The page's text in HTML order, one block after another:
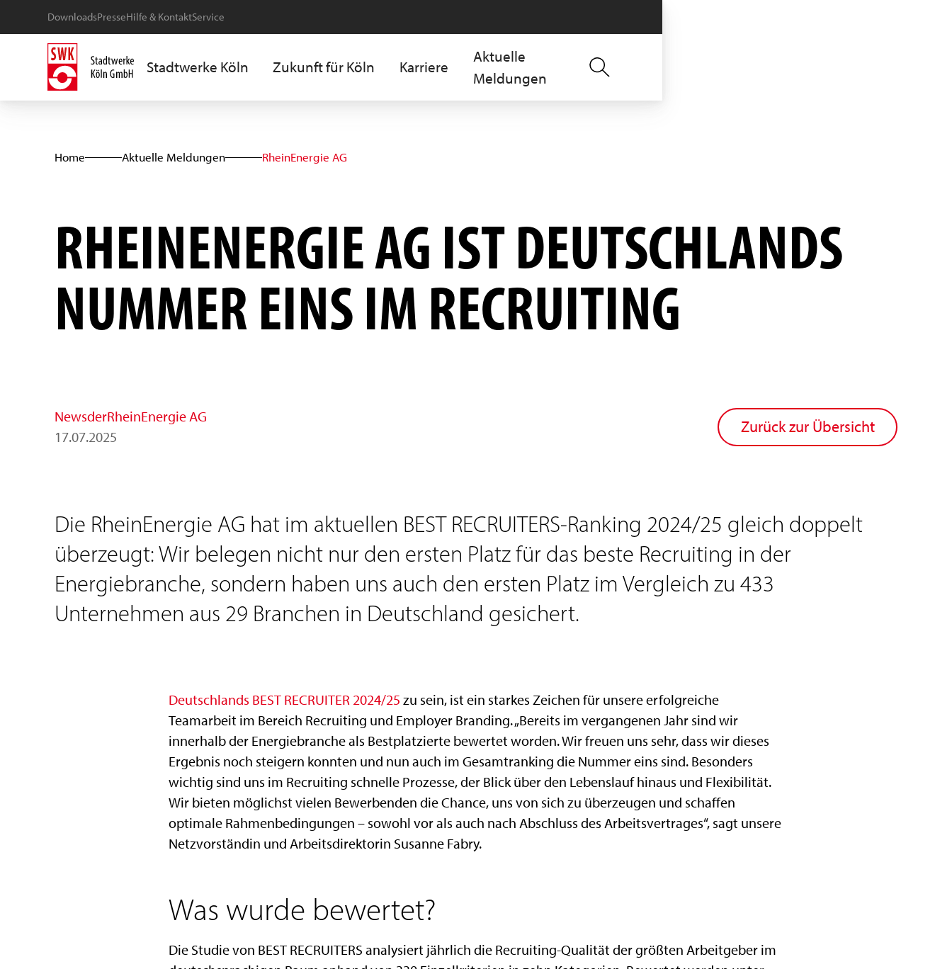
DownloadsPresseHilfe & KontaktService
Stadtwerke Köln Zukunft für Köln Karriere
Aktuelle
Meldungen
Home Aktuelle Meldungen RheinEnergie AG
RHEINENERGIE AG IST DEUTSCHLANDS
NUMMER EINS IM RECRUITING
NewsderRheinEnergie AG
17.07.2025
Zurück zur Übersicht
Die RheinEnergie AG hat im aktuellen BEST RECRUITERS-Ranking 2024/25 gleich doppelt
überzeugt: Wir belegen nicht nur den ersten Platz für das beste Recruiting in der
Energiebranche, sondern haben uns auch den ersten Platz im Vergleich zu 433
Unternehmen aus 29 Branchen in Deutschland gesichert.
Deutschlands BEST RECRUITER 2024/25 zu sein, ist ein starkes Zeichen für unsere erfolgreiche
Teamarbeit im Bereich Recruiting und Employer Branding. „Bereits im vergangenen Jahr sind wir
innerhalb der Energiebranche als Bestplatzierte bewertet worden. Wir freuen uns sehr, dass wir dieses
Ergebnis noch steigern konnten und nun auch im Gesamtranking die Nummer eins sind. Besonders
wichtig sind uns im Recruiting schnelle Prozesse, der Blick über den Lebenslauf hinaus und Flexibilität.
Wir bieten möglichst vielen Bewerbenden die Chance, uns von sich zu überzeugen und schaffen
optimale Rahmenbedingungen – sowohl vor als auch nach Abschluss des Arbeitsvertrages“, sagt unsere
Netzvorständin und Arbeitsdirektorin Susanne Fabry.
Was wurde bewertet?
Die Studie von BEST RECRUITERS analysiert jährlich die Recruiting-Qualität der größten Arbeitgeber im